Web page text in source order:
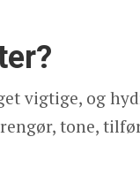
vigtige, og
tone,